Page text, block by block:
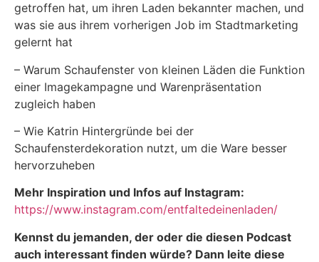
getroffen hat, um ihren Laden bekannter machen, und
was sie aus ihrem vorherigen Job im Stadtmarketing
gelernt hat
– Warum Schaufenster von kleinen Läden die Funktion
einer Imagekampagne und Warenpräsentation
zugleich haben
– Wie Katrin Hintergründe bei der
Schaufensterdekoration nutzt, um die Ware besser
hervorzuheben
Mehr Inspiration und Infos auf Instagram:
https://www.instagram.com/entfaltedeinenladen/
Kennst du jemanden, der oder die diesen Podcast
auch interessant finden würde? Dann leite diese